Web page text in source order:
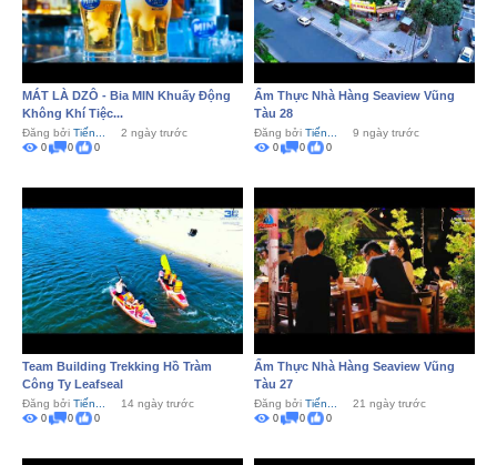
MÁT LÀ DZÔ - Bia MIN Khuấy Động
Không Khí Tiệc...
Đăng bởi Tiến... 2 ngày trước
0 0 0
Ẩm Thực Nhà Hàng Seaview Vũng
Tàu 28
Đăng bởi Tiến... 9 ngày trước
0 0 0
Team Building Trekking Hồ Tràm
Công Ty Leafseal
Đăng bởi Tiến... 14 ngày trước
0 0 0
Ẩm Thực Nhà Hàng Seaview Vũng
Tàu 27
Đăng bởi Tiến... 21 ngày trước
0 0 0